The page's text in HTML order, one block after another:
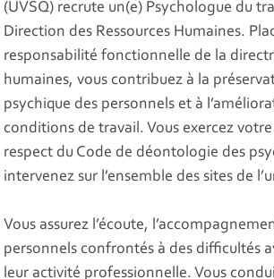
(UVSQ) recrute un(e) Psychologue du
Direction des Ressources Humaines.
responsabilité fonctionnelle de la
humaines, vous contribuez à la
psychique des personnels et à
conditions de travail. Vous exercez
respect du Code de déontologie des
intervenez sur l’ensemble des sites de
Vous assurez l’écoute,
personnels confrontés à des difficultés
leur activité professionnelle. Vous